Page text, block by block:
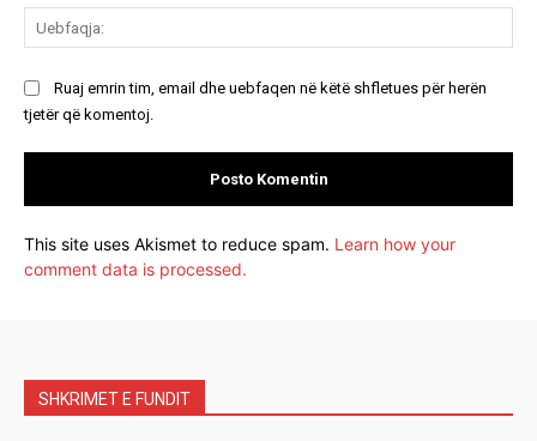
Ruaj emrin tim, email dhe uebfaqen në këtë shfletues për herën
tjetër që komentoj.
This site uses Akismet to reduce spam. Learn how your
comment data is processed.
SHKRIMET E FUNDIT